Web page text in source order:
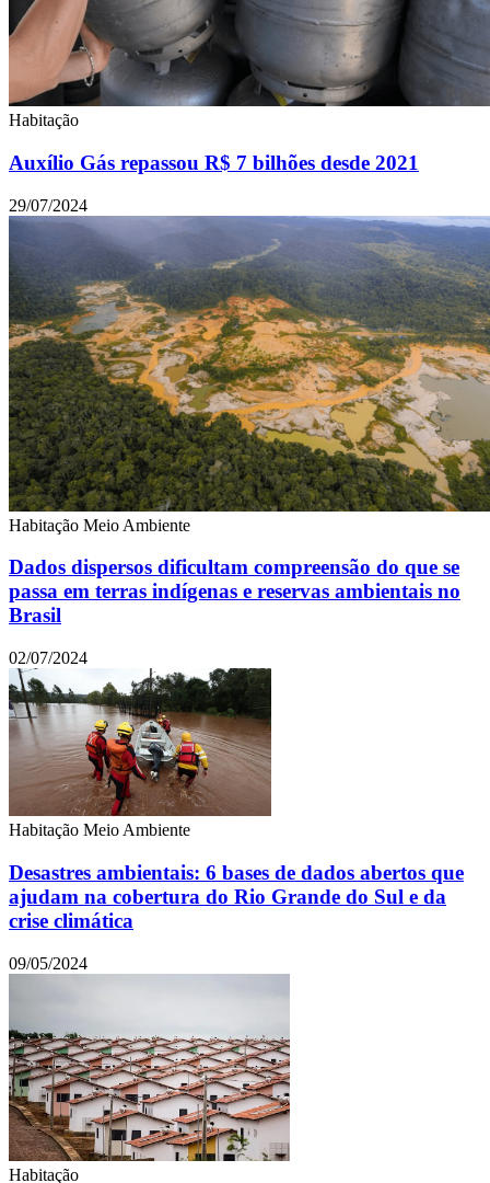
Habitação
Auxílio Gás repassou R$ 7 bilhões desde 2021
29/07/2024
Habitação Meio Ambiente
Dados dispersos dificultam compreensão do que se
passa em terras indígenas e reservas ambientais no
Brasil
02/07/2024
Habitação Meio Ambiente
Desastres ambientais: 6 bases de dados abertos que
ajudam na cobertura do Rio Grande do Sul e da
crise climática
09/05/2024
Habitação